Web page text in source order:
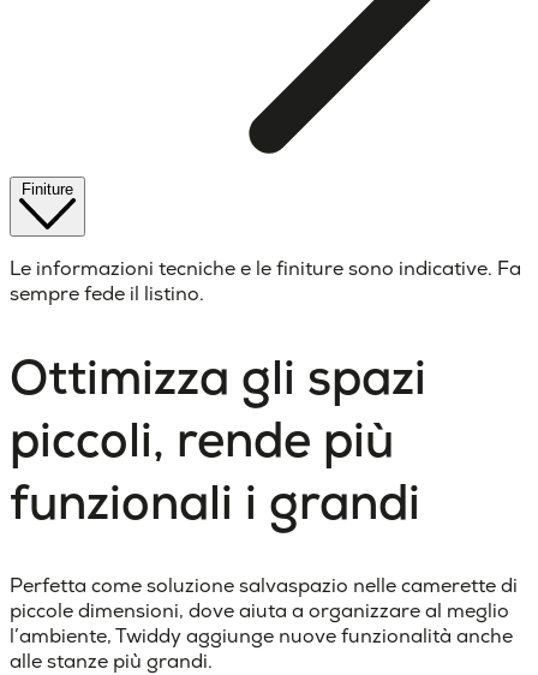
Le informazioni tecniche e le finiture sono indicative. Fa
sempre fede il listino.
Ottimizza gli spazi
piccoli, rende più
funzionali i grandi
Perfetta come soluzione salvaspazio nelle camerette di
piccole dimensioni, dove aiuta a organizzare al meglio
l’ambiente, Twiddy aggiunge nuove funzionalità anche
alle stanze più grandi.